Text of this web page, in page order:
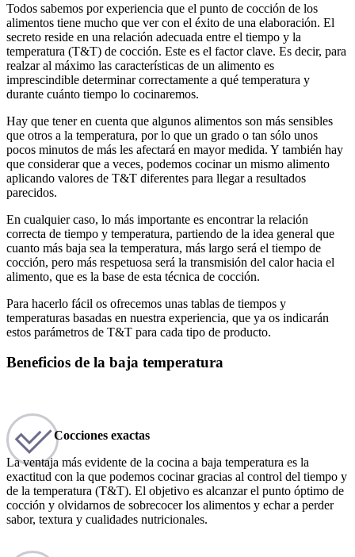
Todos sabemos por experiencia que el punto de cocción de los
alimentos tiene mucho que ver con el éxito de una elaboración. El
secreto reside en una relación adecuada entre el tiempo y la
temperatura (T&T) de cocción. Este es el factor clave. Es decir, para
realzar al máximo las características de un alimento es
imprescindible determinar correctamente a qué temperatura y
durante cuánto tiempo lo cocinaremos.
Hay que tener en cuenta que algunos alimentos son más sensibles
que otros a la temperatura, por lo que un grado o tan sólo unos
pocos minutos de más les afectará en mayor medida. Y también hay
que considerar que a veces, podemos cocinar un mismo alimento
aplicando valores de T&T diferentes para llegar a resultados
parecidos.
En cualquier caso, lo más importante es encontrar la relación
correcta de tiempo y temperatura, partiendo de la idea general que
cuanto más baja sea la temperatura, más largo será el tiempo de
cocción, pero más respetuosa será la transmisión del calor hacia el
alimento, que es la base de esta técnica de cocción.
Para hacerlo fácil os ofrecemos unas tablas de tiempos y
temperaturas basadas en nuestra experiencia, que ya os indicarán
estos parámetros de T&T para cada tipo de producto.
Beneficios de la baja temperatura
Cocciones exactas
La ventaja más evidente de la cocina a baja temperatura es la
exactitud con la que podemos cocinar gracias al control del tiempo y
de la temperatura (T&T). El objetivo es alcanzar el punto óptimo de
cocción y olvidarnos de sobrecocer los alimentos y echar a perder
sabor, textura y cualidades nutricionales.